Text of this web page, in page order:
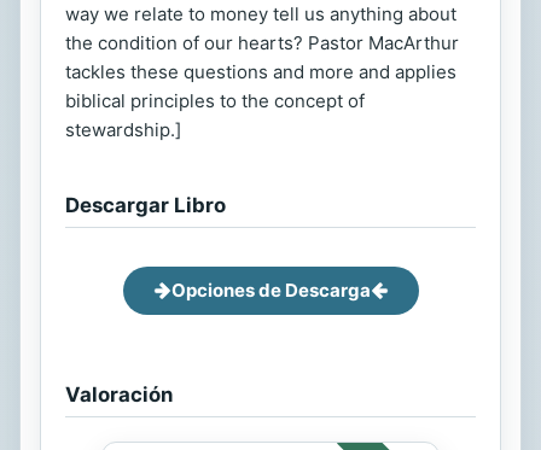
way we relate to money tell us anything about
the condition of our hearts? Pastor MacArthur
tackles these questions and more and applies
biblical principles to the concept of
stewardship.]
Descargar Libro
Opciones de Descarga
Valoración